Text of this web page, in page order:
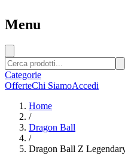
Menu
Categorie
OfferteChi SiamoAccedi
Home
/
Dragon Ball
/
Dragon Ball Z